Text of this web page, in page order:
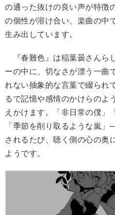
の通った抜けの良い声が特徴
の個性が溶け合い、楽曲の中
生み出しています。
『春難色』は稲葉曇さんら
ーの中に、切なさが漂う一曲
れない抽象的な言葉で綴られ
るで記憶や感情のかけらのよ
えかけます。「非日常の僕」
「季節を削り取るような嵐
されるたび、聴く側の心の奥
ようです。